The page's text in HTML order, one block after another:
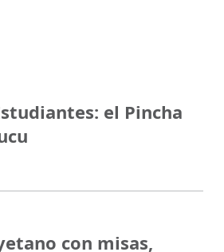
el Pincha
con misas,